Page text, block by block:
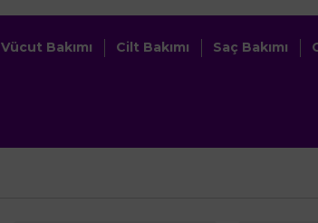
Vücut Bakımı Cilt Bakımı Saç Bakımı